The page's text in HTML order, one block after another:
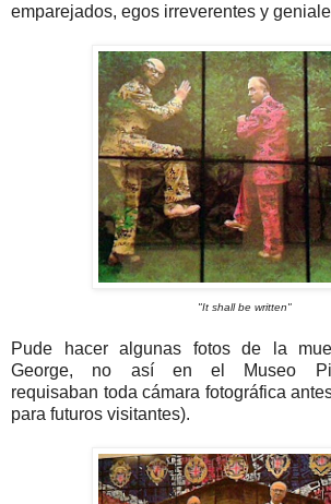
emparejados, egos irreverentes y
"It shall be written"
Pude hacer algunas fotos de la
George, no así en el Museo
requisaban toda cámara fotográfica
para futuros visitantes).